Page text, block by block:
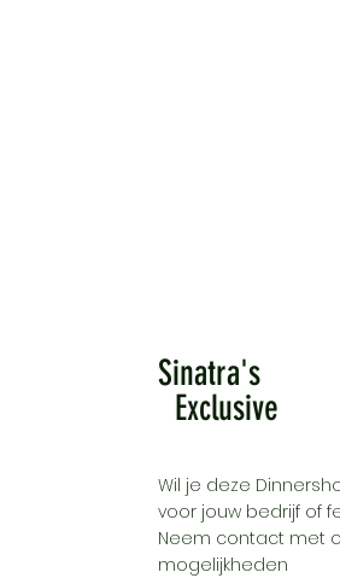
Sinatra's
Exclusive
Wil je deze
voor jouw bedrijf of
Neem contact met
mogelijkheden